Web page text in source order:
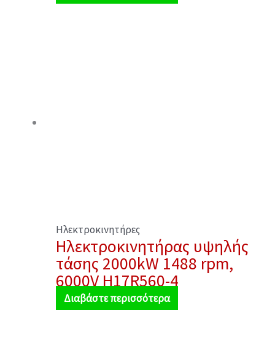
Ηλεκτροκινητήρες
Ηλεκτροκινητήρας υψηλής
τάσης 2000kW 1488 rpm,
6000V H17R560-4
Διαβάστε περισσότερα